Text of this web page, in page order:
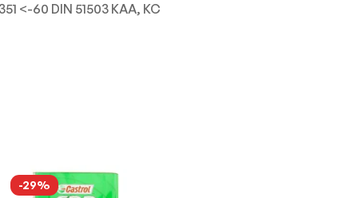
<-60 DIN 51503 KAA, KC
-29%